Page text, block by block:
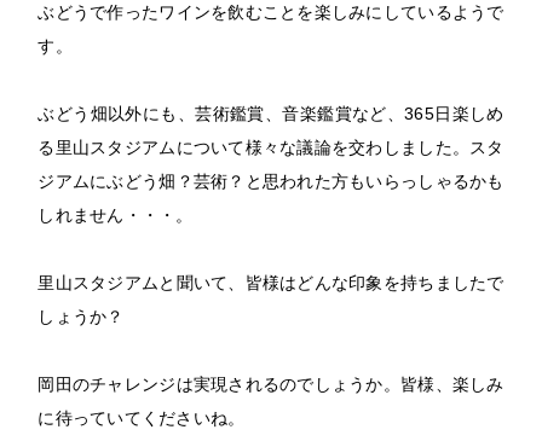
ぶどうで作ったワインを飲むことを楽しみにしているようで
す。
ぶどう畑以外にも、芸術鑑賞、音楽鑑賞など、365日楽しめ
る里山スタジアムについて様々な議論を交わしました。スタ
ジアムにぶどう畑？芸術？と思われた方もいらっしゃるかも
しれません・・・。
里山スタジアムと聞いて、皆様はどんな印象を持ちましたで
しょうか？
岡田のチャレンジは実現されるのでしょうか。皆様、楽しみ
に待っていてくださいね。